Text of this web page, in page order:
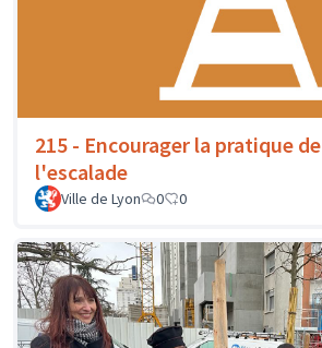
215 - Encourager la pratique de
l'escalade
Ville de Lyon 0 0